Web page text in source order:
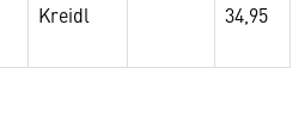
Kreidl
34,95